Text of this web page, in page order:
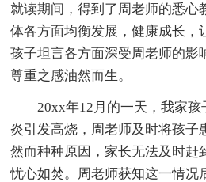
就读期间，得到了周老师的悉心
体各方面均衡发展，健康成长，
孩子坦言各方面深受周老师的影
尊重之感油然而生。
20xx年12月的一天，我家孩
炎引发高烧，周老师及时将孩子
然而种种原因，家长无法及时赶
忧心如焚。周老师获知这一情况